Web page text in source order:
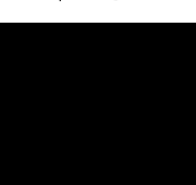
من المناطق
كمصدر رئيسي للعيش.